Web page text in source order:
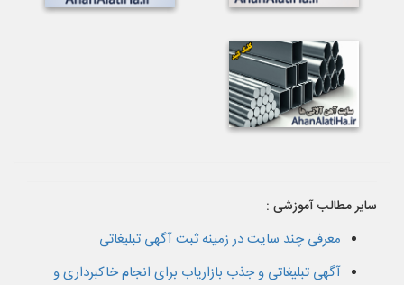
سایر مطالب آموزشی :
معرفی چند سایت در زمینه ثبت آگهی تبلیغاتی
آگهی تبلیغاتی و جذب بازاریاب برای انجام خاکبرداری و